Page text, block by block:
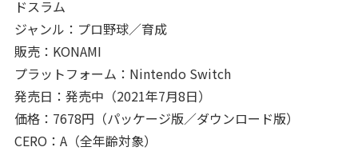
ドスラム
ジャンル：プロ野球／育成
販売：KONAMI
プラットフォーム：Nintendo Switch
発売日：発売中（2021年7月8日）
価格：7678円（パッケージ版／ダウンロード版）
CERO：A（全年齢対象）